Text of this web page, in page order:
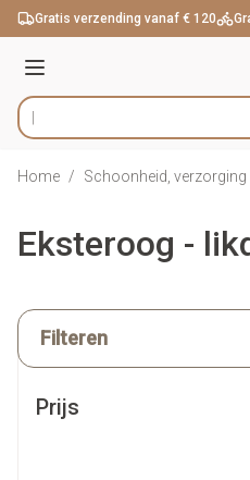
Ga naar de inhoud
Gratis verzending vanaf € 120
Menu
Product, merk, categorie...
Home / Schoonheid, verzorging
Eksteroog -
Filteren
Prijs